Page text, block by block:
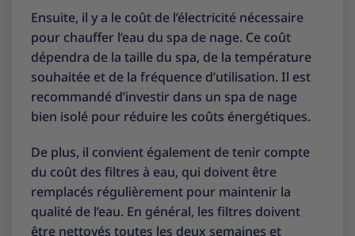
Ensuite, il y a le coût de l’électricité nécessaire
pour chauffer l’eau du spa de nage. Ce coût
dépendra de la taille du spa, de la température
souhaitée et de la fréquence d’utilisation. Il est
recommandé d’investir dans un spa de nage
bien isolé pour réduire les coûts énergétiques.
De plus, il convient également de tenir compte
du coût des filtres à eau, qui doivent être
remplacés régulièrement pour maintenir la
qualité de l’eau. En général, les filtres doivent
être nettoyés toutes les deux semaines et